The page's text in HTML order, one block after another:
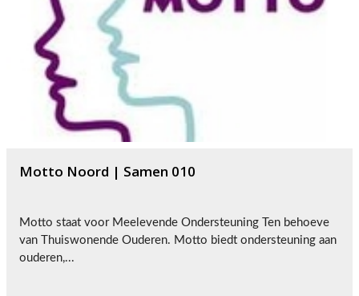
Motto Noord | Samen 010
Motto staat voor Meelevende Ondersteuning Ten behoeve
van Thuiswonende Ouderen. Motto biedt ondersteuning aan
ouderen,...